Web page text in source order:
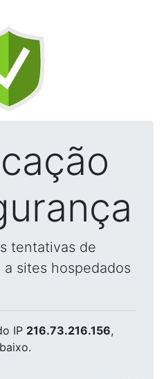
tentativas de
sites hospedados
IP 216.73.216.156,